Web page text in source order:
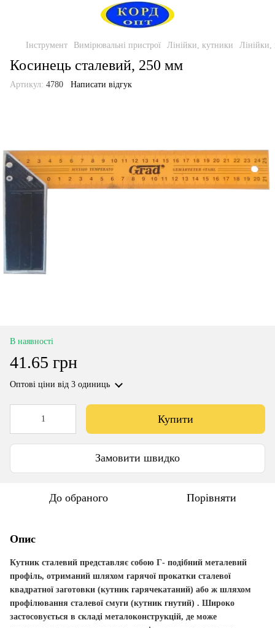
Інструмент Вимірювальні пристрої Лінійки, кутники Лінійки,
Косинець сталевий, 250 мм
Артикул: 4780 Написати відгук
В наявності
41.65 грн
Оптові ціни від 3 одиниць
Купити
Замовити швидко
До обраного Порівняти
Опис
Кутник сталевий представляє собою Г- подібний металевий
профіль, отриманий шляхом гарячої прокатки сталевої
квадратної заготовки (кутник гарячекатаний) або ж шляхом
профілювання сталевої смуги (кутник гнутий) . Широко
застосовується в складі металоконструкцій, де може